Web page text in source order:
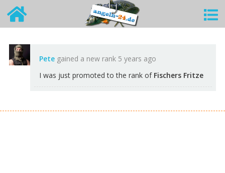
Petegained a new rank 5 years ago
I was just promoted to the rank of Fischers Fritze